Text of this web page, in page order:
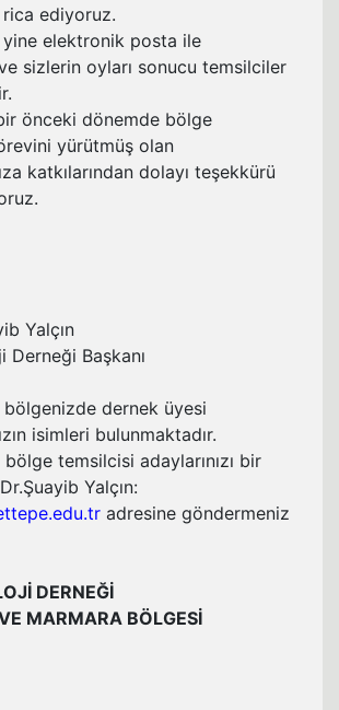
ediyoruz.
elektronik posta ile
sizlerin oyları sonucu temsilciler
önceki dönemde bölge
yürütmüş olan
katkılarından dolayı teşekkürü
Yalçın
Derneği Başkanı
bölgenizde dernek üyesi
isimleri bulunmaktadır.
temsilcisi adaylarınızı bir
Yalçın:
adresine göndermeniz
DERNEĞİ
MARMARA BÖLGESİ